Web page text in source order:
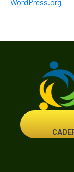
WordPress.org